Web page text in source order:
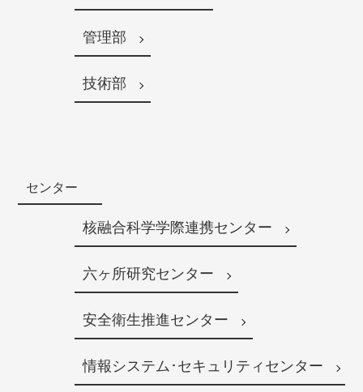
管理部
技術部
センター
核融合科学学際連携センター
六ヶ所研究センター
安全衛生推進センター
情報システム･セキュリティセンター